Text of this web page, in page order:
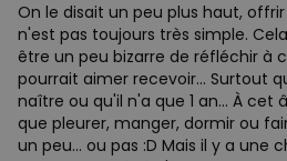
On le disait un peu plus haut,
n'est pas toujours très simple.
être un peu bizarre de réfléchir à
pourrait aimer recevoir... Surtout
naître ou qu'il n'a que 1 an... À
que pleurer, manger, dormir ou
un peu... ou pas :D Mais il y a une